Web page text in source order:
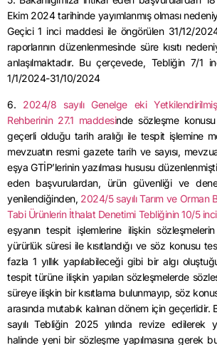
Ekim 2024 tarihinde yayımlanmış olması
Geçici 1 inci maddesi ile öngörülen 31/12/
raporlarının düzenlenmesinde süre kısıtı
anlaşılmaktadır. Bu çerçevede, Tebliğin 7/1
1/1/2024-31/10/2024
6. 2024/8 sayılı Genelge eki
Rehberinin 27.1 maddesinde sözleşme konusu
geçerli olduğu tarih aralığı ile tespit işlemine
mevzuatın resmi gazete tarih ve sayısı,
eşya GTİP’lerinin yazılması hususu
eden başvurulardan, ürün güvenliği ve
yenilendiğinden, 2024/5 sayılı Tarım ve Orman
Tabi Ürünlerin İthalat Denetimi Tebliğinin 10/5
eşyanın tespit işlemlerine ilişkin
yürürlük süresi ile kısıtlandığı ve söz konusu
fazla 1 yıllık yapılabileceği gibi bir algı
tespit türüne ilişkin yapılan sözleşmelerde
süreye ilişkin bir kısıtlama bulunmayıp, söz
arasında mutabık kalınan dönem için
sayılı Tebliğin 2025 yılında revize edilerek
halinde yeni bir sözleşme yapılmasına gerek